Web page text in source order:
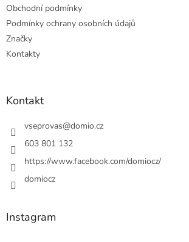
Obchodní podmínky
Podmínky ochrany osobních údajů
Značky
Kontakty
Kontakt
vseprovas@domio.cz
603 801 132
https://www.facebook.com/domiocz/
domiocz
Instagram